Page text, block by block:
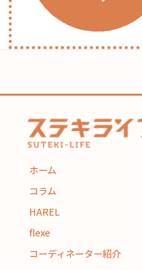
ホーム
コラム
HAREL
flexe
コーディネーター紹介